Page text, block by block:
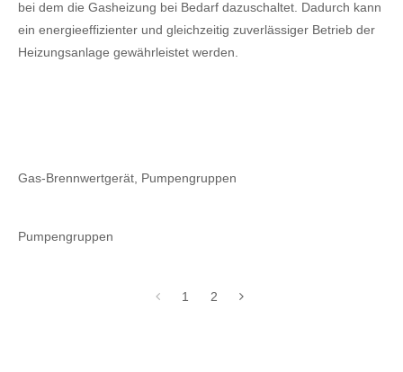
bei dem die Gasheizung bei Bedarf dazuschaltet. Dadurch kann
ein energieeffizienter und gleichzeitig zuverlässiger Betrieb der
Heizungsanlage gewährleistet werden.
Gas-Brennwertgerät, Pumpengruppen
Pumpengruppen
1 2